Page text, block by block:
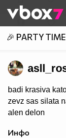
👾
🎉 PARTY TIME
badi krasiva
zevz sas silata
alen delon
Инфо